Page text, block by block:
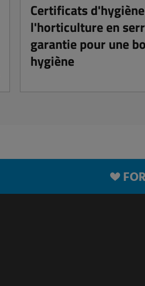
Certificats
l'horticulture en
garantie pour une
hygiène